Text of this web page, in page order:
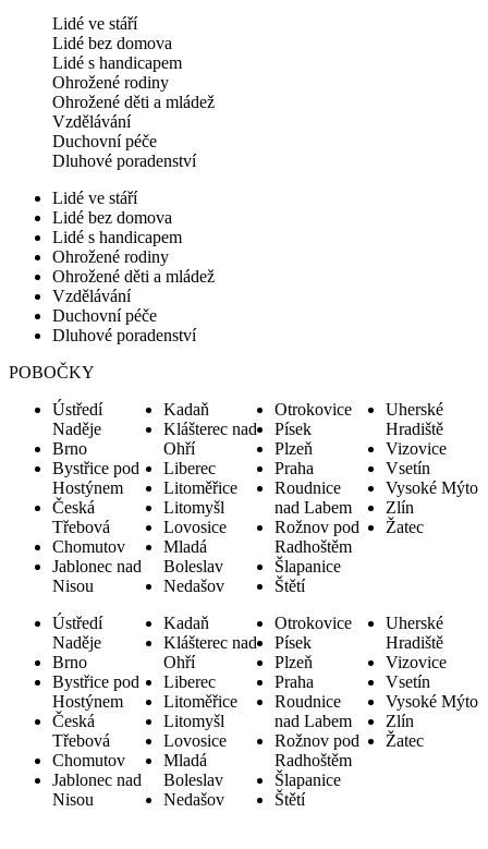
Lidé ve stáří
Lidé bez domova
Lidé s handicapem
Ohrožené rodiny
Ohrožené děti a mládež
Vzdělávání
Duchovní péče
Dluhové poradenství
Lidé ve stáří
Lidé bez domova
Lidé s handicapem
Ohrožené rodiny
Ohrožené děti a mládež
Vzdělávání
Duchovní péče
Dluhové poradenství
POBOČKY
Ústředí
Naděje
Brno
Bystřice pod
Hostýnem
Česká
Třebová
Chomutov
Jablonec nad
Nisou
Kadaň
Klášterec nad
Ohří
Liberec
Litoměřice
Litomyšl
Lovosice
Mladá
Boleslav
Nedašov
Otrokovice
Písek
Plzeň
Praha
Roudnice
nad Labem
Rožnov pod
Radhoštěm
Šlapanice
Štětí
Uherské
Hradiště
Vizovice
Vsetín
Vysoké Mýto
Zlín
Žatec
Ústředí
Naděje
Brno
Bystřice pod
Hostýnem
Česká
Třebová
Chomutov
Jablonec nad
Nisou
Kadaň
Klášterec nad
Ohří
Liberec
Litoměřice
Litomyšl
Lovosice
Mladá
Boleslav
Nedašov
Otrokovice
Písek
Plzeň
Praha
Roudnice
nad Labem
Rožnov pod
Radhoštěm
Šlapanice
Štětí
Uherské
Hradiště
Vizovice
Vsetín
Vysoké Mýto
Zlín
Žatec